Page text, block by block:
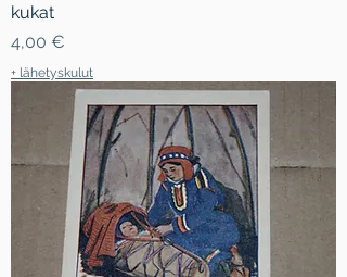
kukat
Hinta
4,00 €
+ lähetyskulut